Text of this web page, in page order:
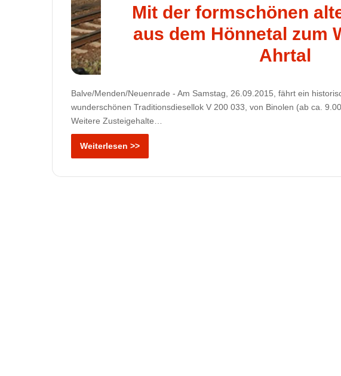
Mit der formschönen
aus dem Hönnetal zum
Ahrtal
Balve/Menden/Neuenrade - Am Samstag, 26.09.2015, fährt ein
wunderschönen Traditionsdiesellok V 200 033, von Binolen (ab ca.
Weitere Zusteigehalte…
Weiterlesen >>